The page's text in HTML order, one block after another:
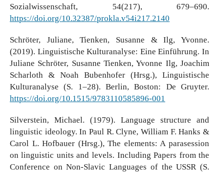
Sozialwissenschaft, 54(217), 679–690.
https://doi.org/10.32387/prokla.v54i217.2140
Schröter, Juliane, Tienken, Susanne & Ilg, Yvonne.
(2019). Linguistische Kulturanalyse: Eine Einführung. In
Juliane Schröter, Susanne Tienken, Yvonne Ilg, Joachim
Scharloth & Noah Bubenhofer (Hrsg.), Linguistische
Kulturanalyse (S. 1–28). Berlin, Boston: De Gruyter.
https://doi.org/10.1515/9783110585896-001
Silverstein, Michael. (1979). Language structure and
linguistic ideology. In Paul R. Clyne, William F. Hanks &
Carol L. Hofbauer (Hrsg.), The elements: A parasession
on linguistic units and levels. Including Papers from the
Conference on Non-Slavic Languages of the USSR (S.